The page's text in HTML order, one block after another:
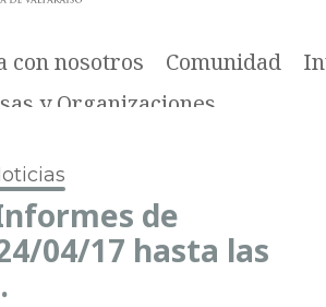
con nosotros Comunidad
y Organizaciones
de
04/17 hasta las